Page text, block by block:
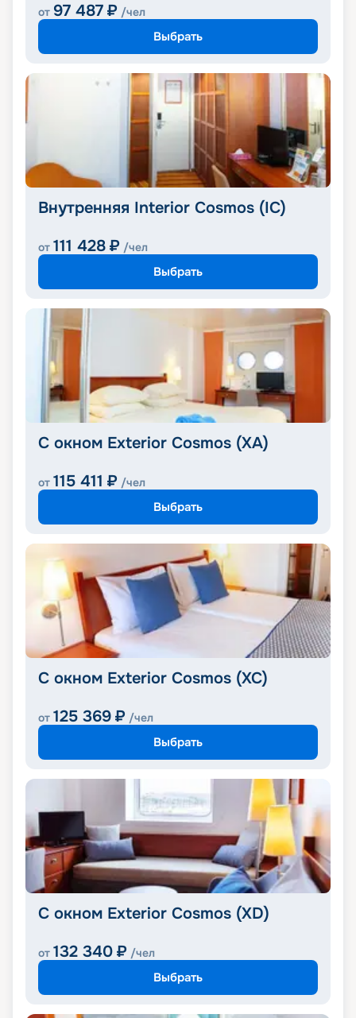
от 97 487 ₽ /чел
Выбрать
Внутренняя Interior Cosmos (IC)
от 111 428 ₽ /чел
Выбрать
С окном Exterior Cosmos (XA)
от 115 411 ₽ /чел
Выбрать
С окном Exterior Cosmos (XC)
от 125 369 ₽ /чел
Выбрать
С окном Exterior Cosmos (XD)
от 132 340 ₽ /чел
Выбрать